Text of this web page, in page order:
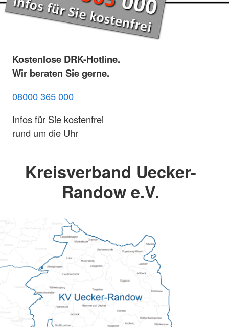
Kostenlose DRK-Hotline.
Wir beraten Sie gerne.
08000 365 000
Infos für Sie kostenfrei
rund um die Uhr
Kreisverband Uecker-
Randow e.V.